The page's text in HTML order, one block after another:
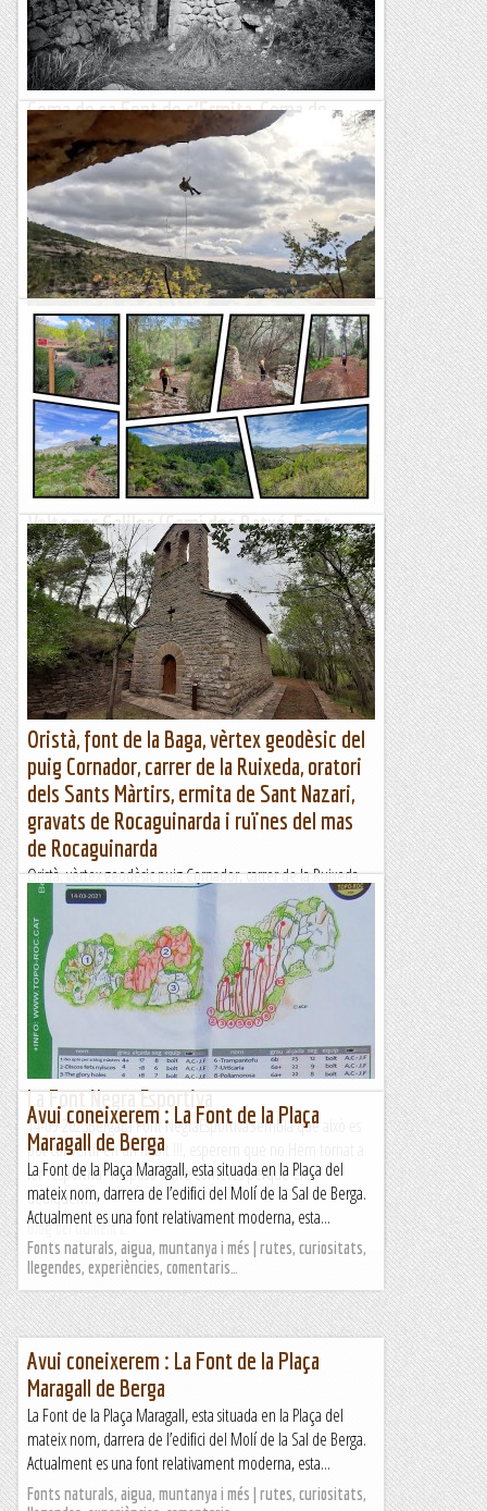
Bloc Empotrat
Coma de sa Font de s’Ermita, Coma de
s’Hostalet, Golf de Bendinat
TrailRunningMallorca – Correr por la isla de Mallorca
Barranc de la Font de l'Atzuc
Avui hem recorregut un barranc per una zona poc habitual,
la Serra de Comiols. El barranc de la Font de l'Atzuc és curt
però molt interesant per l'entorn i pel...
Blog de muntanya
Volta per Galilea (Camí des Ratxó, Font
Nova, Coll des Molí des Vent)
TrailRunningMallorca – Correr por la isla de Mallorca
Oristà, font de la Baga, vèrtex geodèsic del
puig Cornador, carrer de la Ruixeda, oratori
dels Sants Màrtirs, ermita de Sant Nazari,
gravats de Rocaguinarda i ruïnes del mas
de Rocaguinarda
Oristà, vèrtex geodèsic puig Cornador, carrer de la Ruixeda,
oratori dels Sants Màrtirs, Sant Nazari i gravats de
RocaguinardaWikiloc | Ruta Oristà, vèrtex geodèsic puig...
Muntanya
La Font Negra Esportiva
14-09-2023BergaLa Font NegraEsportivaSembla que això es
pot convertir en un hàbit !!!, esperem que no.Hem tornat a
fer "esportiva" ho poso entre cometes perquè ens
dediquem...
Blog del Guillem 2
Avui coneixerem : La Font de la Plaça
Maragall de Berga
La Font de la Plaça Maragall, esta situada en la Plaça del
mateix nom, darrera de l’edifici del Molí de la Sal de Berga.
Actualment es una font relativament moderna, esta...
Fonts naturals, aigua, muntanya i més | rutes, curiositats,
llegendes, experiències, comentaris…
Avui coneixerem : La Font de la Plaça
Maragall de Berga
La Font de la Plaça Maragall, esta situada en la Plaça del
mateix nom, darrera de l’edifici del Molí de la Sal de Berga.
Actualment es una font relativament moderna, esta...
Fonts naturals, aigua, muntanya i més | rutes, curiositats,